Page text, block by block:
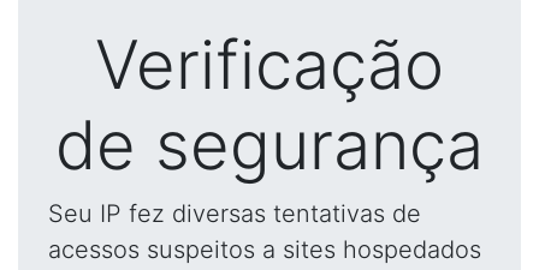
Verificação
de segurança
Seu IP fez diversas tentativas de
acessos suspeitos a sites hospedados